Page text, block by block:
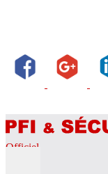
Officiel